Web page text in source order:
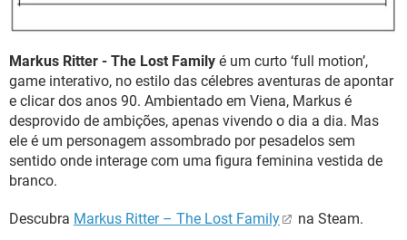
Markus Ritter - The Lost Family é um curto ‘full motion’,
game interativo, no estilo das célebres aventuras de apontar
e clicar dos anos 90. Ambientado em Viena, Markus é
desprovido de ambições, apenas vivendo o dia a dia. Mas
ele é um personagem assombrado por pesadelos sem
sentido onde interage com uma figura feminina vestida de
branco.
Descubra Markus Ritter – The Lost Family na Steam.